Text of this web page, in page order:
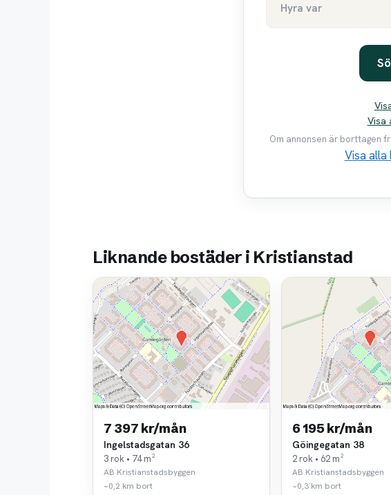
Hyra var
Visa
Om annonsen är borttagen
Visa
Liknande bostäder i Kristianstad
7 397 kr/mån
Ingelstadsgatan 36
3 rok • 74 m²
AB Kristianstadsbyggen
~0,2 km bort
6 195 kr/mån
Göingegatan 38
2 rok • 62 m²
AB Kristianstadsbyggen
~0,3 km bort